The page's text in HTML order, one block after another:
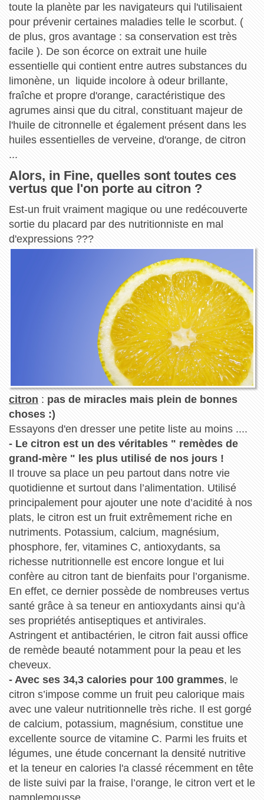
toute la planète par les navigateurs qui l'utilisaient
pour prévenir certaines maladies telle le scorbut. (
de plus, gros avantage : sa conservation est très
facile ). De son écorce on extrait une huile
essentielle qui contient entre autres substances du
limonène, un liquide incolore à odeur brillante,
fraîche et propre d'orange, caractéristique des
agrumes ainsi que du citral, constituant majeur de
l'huile de citronnelle et également présent dans les
huiles essentielles de verveine, d'orange, de citron
...
Alors, in Fine, quelles sont toutes ces
vertus que l'on porte au citron ?
Est-un fruit vraiment magique ou une redécouverte
sortie du placard par des nutritionniste en mal
d'expressions ???
citron : pas de miracles mais plein de bonnes
choses :)
Essayons d'en dresser une petite liste au moins ....
- Le citron est un des véritables " remèdes de
grand-mère " les plus utilisé de nos jours !
Il trouve sa place un peu partout dans notre vie
quotidienne et surtout dans l’alimentation. Utilisé
principalement pour ajouter une note d’acidité à nos
plats, le citron est un fruit extrêmement riche en
nutriments. Potassium, calcium, magnésium,
phosphore, fer, vitamines C, antioxydants, sa
richesse nutritionnelle est encore longue et lui
confère au citron tant de bienfaits pour l’organisme.
En effet, ce dernier possède de nombreuses vertus
santé grâce à sa teneur en antioxydants ainsi qu’à
ses propriétés antiseptiques et antivirales.
Astringent et antibactérien, le citron fait aussi office
de remède beauté notamment pour la peau et les
cheveux.
- Avec ses 34,3 calories pour 100 grammes, le
citron s’impose comme un fruit peu calorique mais
avec une valeur nutritionnelle très riche. Il est gorgé
de calcium, potassium, magnésium, constitue une
excellente source de vitamine C. Parmi les fruits et
légumes, une étude concernant la densité nutritive
et la teneur en calories l'a classé récemment en tête
de liste suivi par la fraise, l’orange, le citron vert et le